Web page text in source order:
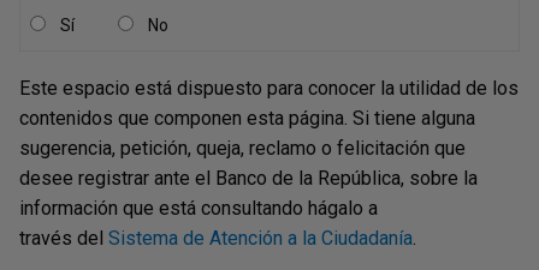
Sí No
Este espacio está dispuesto para conocer la utilidad de los
contenidos que componen esta página. Si tiene alguna
sugerencia, petición, queja, reclamo o felicitación que
desee registrar ante el Banco de la República, sobre la
información que está consultando hágalo a
través del Sistema de Atención a la Ciudadanía.